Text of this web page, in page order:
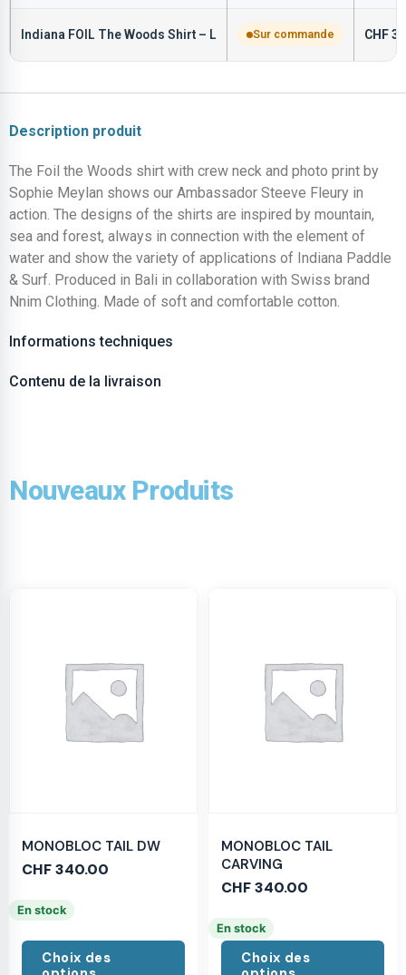
Indiana FOIL The Woods Shirt – L Sur commande CHF
Description produit
The Foil the Woods shirt with crew neck and photo print by
Sophie Meylan shows our Ambassador Steeve Fleury in
action. The designs of the shirts are inspired by mountain,
sea and forest, always in connection with the element of
water and show the variety of applications of Indiana Paddle
& Surf. Produced in Bali in collaboration with Swiss brand
Nnim Clothing. Made of soft and comfortable cotton.
Informations techniques
Contenu de la livraison
Nouveaux Produits
MONOBLOC TAIL DW
CHF340.00
En stock
Choix des
MONOBLOC TAIL
CARVING
CHF340.00
En stock
Choix des